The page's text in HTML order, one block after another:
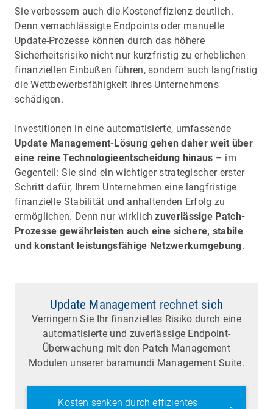
Sie verbessern auch die Kosteneffizienz deutlich.
Denn vernachlässigte Endpoints oder manuelle
Update-Prozesse können durch das höhere
Sicherheitsrisiko nicht nur kurzfristig zu erheblichen
finanziellen Einbußen führen, sondern auch langfristig
die Wettbewerbsfähigkeit Ihres Unternehmens
schädigen.
Investitionen in eine automatisierte, umfassende
Update Management-Lösung gehen daher weit über
eine reine Technologieentscheidung hinaus – im
Gegenteil: Sie sind ein wichtiger strategischer erster
Schritt dafür, Ihrem Unternehmen eine langfristige
finanzielle Stabilität und anhaltenden Erfolg zu
ermöglichen. Denn nur wirklichzuverlässige Patch-
Prozesse gewährleisten auch eine sichere, stabile
und konstant leistungsfähige Netzwerkumgebung.
Update Management rechnet sich
Verringern Sie Ihr finanzielles Risiko durch eine
automatisierte und zuverlässige Endpoint-
Überwachung mit den Patch Management
Modulen unserer baramundi Management Suite.
Kosten senken durch effizientes